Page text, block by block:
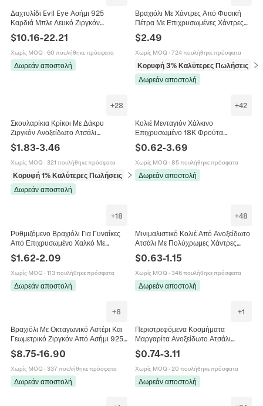
Δαχτυλίδι Evil Eye Ασήμι 925
Καρδιά Μπλε Λευκό Ζιργκόν
Μινιμαλιστικό Κόσμημα Μόδας Για
Γυναίκες Γούρι Προστασίας
$10.16-22.21
Χωρίς MOQ · 60 πουλήθηκε πρόσφατα
Δωρεάν αποστολή
Βραχιόλι Με Χάντρες Από Φυσική
Πέτρα Με Επιχρυσωμένες Χάντρες
Από Ορείχαλκο Κομψό Ελαστικό
Κόσμημα Δώρο Για Γυναίκες
$2.49
Χωρίς MOQ · 724 πουλήθηκε πρόσφατα
Κορυφή 3% Καλύτερες Πωλήσεις
σε
Δωρεάν αποστολή
+28
Σκουλαρίκια Κρίκοι Με Δάκρυ
Ζιργκόν Ανοξείδωτο Ατσάλι
Πολύτιμος Λίθος Σε Σχήμα Αχλαδιού
Μινιμαλιστικά Κοσμήματα
$1.83-3.46
Χωρίς MOQ · 321 πουλήθηκε πρόσφατα
Κορυφή 1% Καλύτερες Πωλήσεις
σε Σκουλαρίκια
Δωρεάν αποστολή
+42
Κολιέ Μενταγιόν Χάλκινο
Επιχρυσωμένο 18K Φρούτα
Λουλούδι Σμάλτο Ζιργκόν Κομψά
Κοσμήματα DIY Για Γυναίκες
$0.62-3.69
Χωρίς MOQ · 85 πουλήθηκε πρόσφατα
Δωρεάν αποστολή
+18
Ρυθμιζόμενο Βραχιόλι Για Γυναίκες
Από Επιχρυσωμένο Χαλκό Με
Λουλούδι Ζιργκόν Κομψό Κόσμημα
Δώρο
$1.62-2.09
Χωρίς MOQ · 113 πουλήθηκε πρόσφατα
Δωρεάν αποστολή
+48
Μινιμαλιστικό Κολιέ Από Ανοξείδωτο
Ατσάλι Με Πολύχρωμες Χάντρες
Σμάλτου Λεπτή Μόδα Αλυσίδα
Χειλιών Για Γυναίκες
$0.63-1.15
Χωρίς MOQ · 346 πουλήθηκε πρόσφατα
Δωρεάν αποστολή
+8
Βραχιόλι Με Οκταγωνικό Αστέρι Και
Γεωμετρικό Ζιργκόν Από Ασήμι 925
Ρυθμιζόμενο Μινιμαλιστικό Κόσμημα
Για Γυναίκες
$8.75-16.90
Χωρίς MOQ · 337 πουλήθηκε πρόσφατα
Δωρεάν αποστολή
+1
Περιστρεφόμενα Κοσμήματα
Μαργαρίτα Ανοξείδωτο Ατσάλι
Ζιργκόν Σμάλτο Κολιέ Σκουλαρίκια
Δαχτυλίδι Βραχιόλι Γυναικείο
Αξεσουάρ
$0.74-3.11
Χωρίς MOQ · 20 πουλήθηκε πρόσφατα
Δωρεάν αποστολή